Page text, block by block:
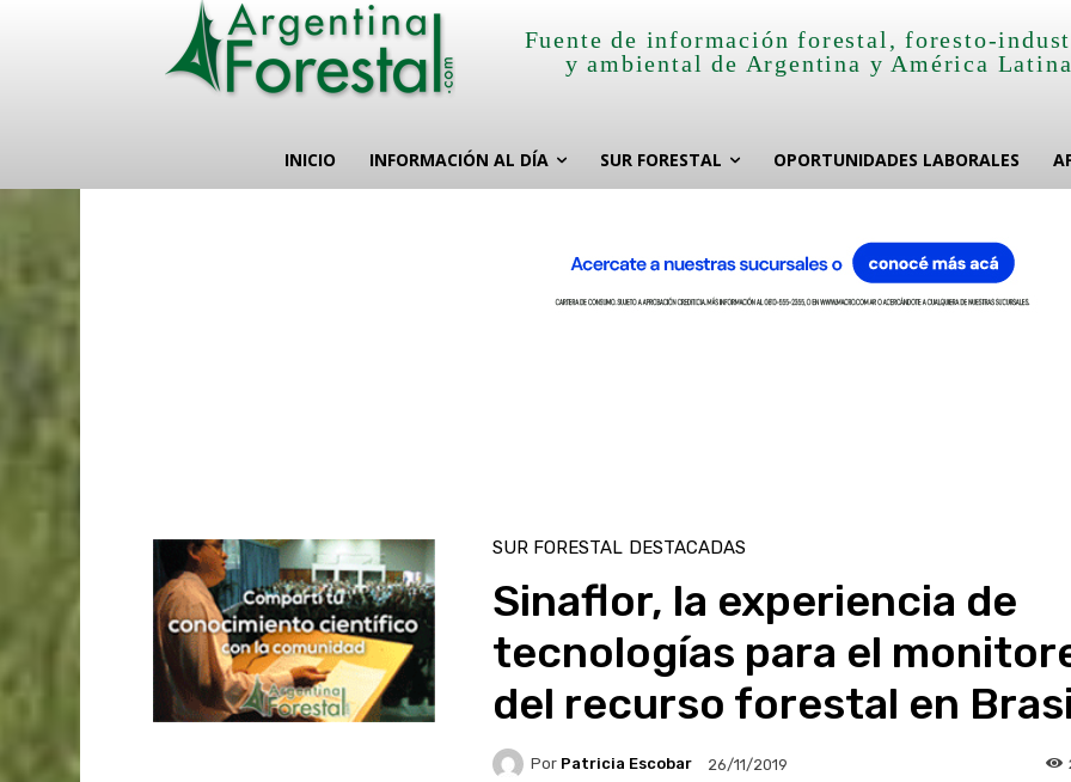
Fuente de información forestal, foresto-
y ambiental de Argentina y América
INICIO INFORMACIÓN AL DÍA SUR FORESTAL OPORTUNIDADES LABORALES
SUR FORESTAL DESTACADAS
Sinaflor, la experiencia de
tecnologías para el
del recurso forestal en
Por Patricia Escobar 26/11/2019